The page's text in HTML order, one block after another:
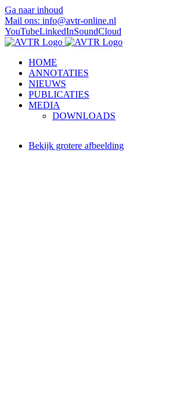
Ga naar inhoud
Mail ons: info@avtr-online.nl
YouTubeLinkedInSoundCloud
HOME
ANNOTATIES
NIEUWS
PUBLICATIES
MEDIA
DOWNLOADS
Bekijk grotere afbeelding